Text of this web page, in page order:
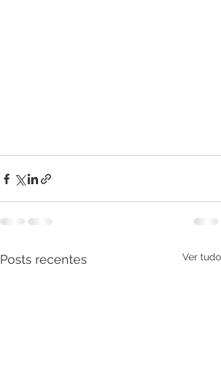
Posts recentes Ver tudo